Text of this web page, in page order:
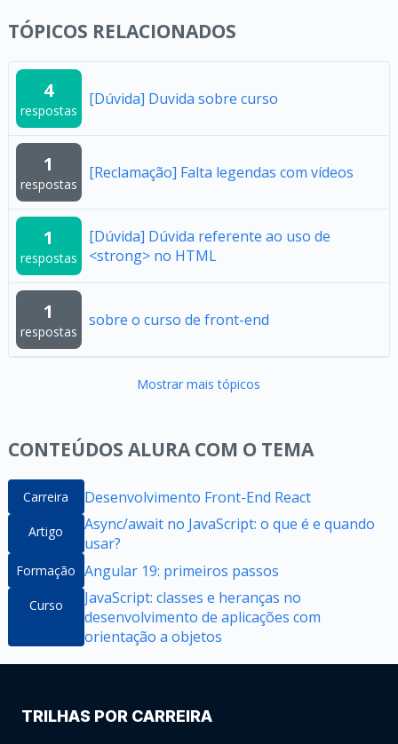
TÓPICOS RELACIONADOS
4
respostas
[Dúvida] Duvida sobre curso
1
respostas
[Reclamação] Falta legendas com vídeos
1
respostas
[Dúvida] Dúvida referente ao uso de
<strong> no HTML
1
respostas
sobre o curso de front-end
Mostrar mais tópicos
CONTEÚDOS ALURA COM O TEMA
Carreira Desenvolvimento Front-End React
Artigo
Async/await no JavaScript: o que é e quando
usar?
Formação Angular 19: primeiros passos
Curso
JavaScript: classes e heranças no
desenvolvimento de aplicações com
orientação a objetos
TRILHAS POR CARREIRA